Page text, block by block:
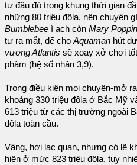
tự đâu đó trong khung thời gian
những 80 triệu đôla, nên chuyện
Bumblebee ì ạch còn Mary
tư ra mắt, để cho Aquaman hút
vương Atlantis sẽ xoay xở chơi
phàm (hệ số nhân 3,9).
Trong điều kiện mọi chuyện-mở
khoảng 330 triệu đôla ở Bắc Mỹ
613 triệu từ các thị trường ngoài
đôla toàn cầu.
Vâng, hơi lạc quan, nhưng có lẽ
hiện ở mức 823 triệu đôla, tuy